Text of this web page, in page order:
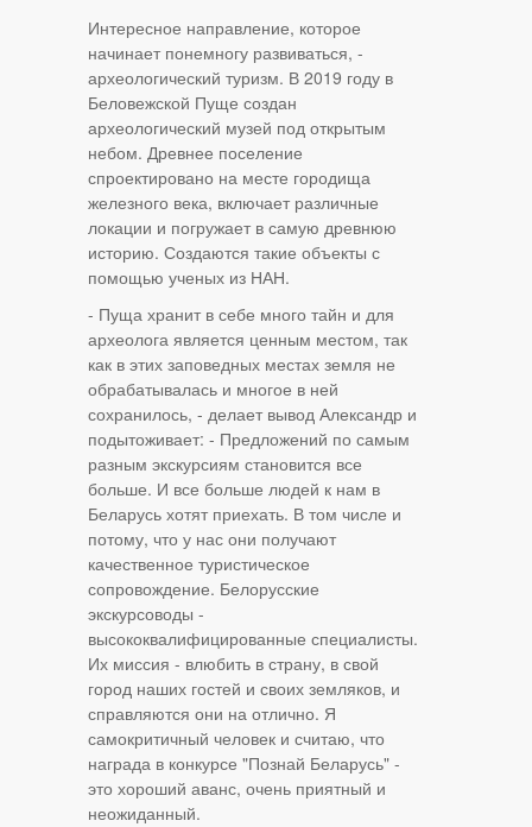
Интересное направление, которое
начинает понемногу развиваться, -
археологический туризм. В 2019 году в
Беловежской Пуще создан
археологический музей под открытым
небом. Древнее поселение
спроектировано на месте городища
железного века, включает различные
локации и погружает в самую древнюю
историю. Создаются такие объекты с
помощью ученых из НАН.
- Пуща хранит в себе много тайн и для
археолога является ценным местом, так
как в этих заповедных местах земля не
обрабатывалась и многое в ней
сохранилось, - делает вывод Александр и
подытоживает: - Предложений по самым
разным экскурсиям становится все
больше. И все больше людей к нам в
Беларусь хотят приехать. В том числе и
потому, что у нас они получают
качественное туристическое
сопровождение. Белорусские
экскурсоводы -
высококвалифицированные специалисты.
Их миссия - влюбить в страну, в свой
город наших гостей и своих земляков, и
справляются они на отлично. Я
самокритичный человек и считаю, что
награда в конкурсе "Познай Беларусь" -
это хороший аванс, очень приятный и
неожиданный.